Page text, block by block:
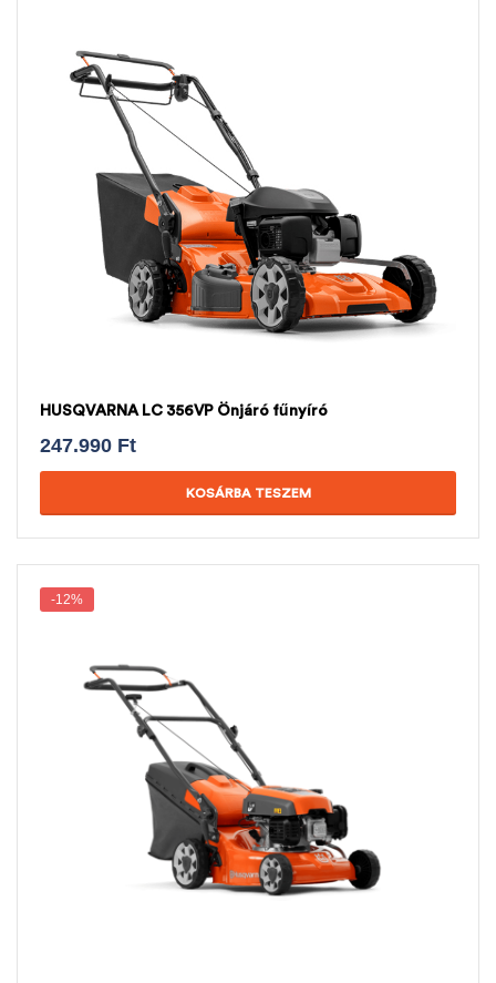
HUSQVARNA LC 356VP Önjáró fűnyíró
247.990 Ft
KOSÁRBA TESZEM
-12%